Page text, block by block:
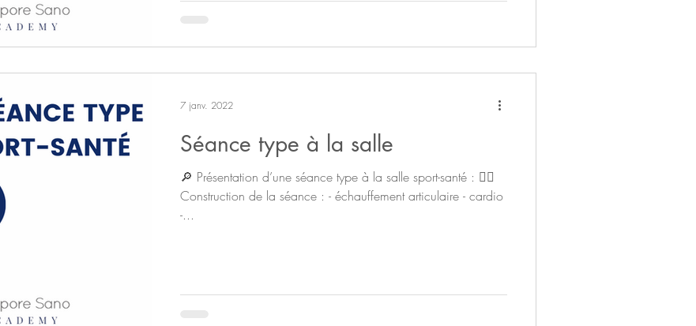
Séance type à la salle
🔎 Présentation d’une séance type à la salle sport-santé : 🚴‍♀️
Construction de la séance : - échauffement articulaire - cardio
-...
7 janv. 2022